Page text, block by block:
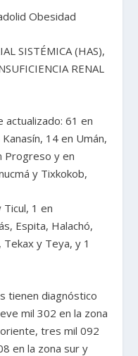
Obesidad
SISTÉMICA (HAS),
RENAL
61 en
14 en Umán,
Progreso y en
y Tixkokob,
Ticul, 1 en
Espita, Halachó,
y Teya, y 1
tienen diagnóstico
mil 302 en la zona
tres mil 092
en la zona sur y